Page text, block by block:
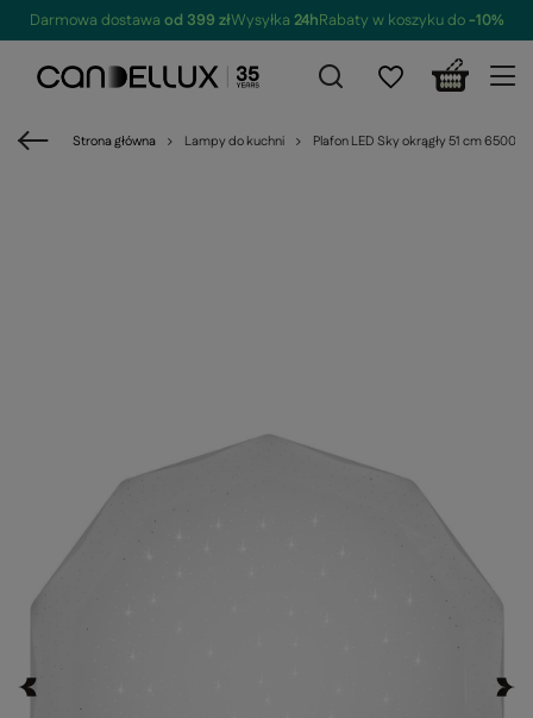
Darmowa dostawa od 399 złWysyłka 24hRabaty w koszyku do-10%
Strona główna Lampy do kuchni Plafon LED Sky okrągły 51 cm 6500K